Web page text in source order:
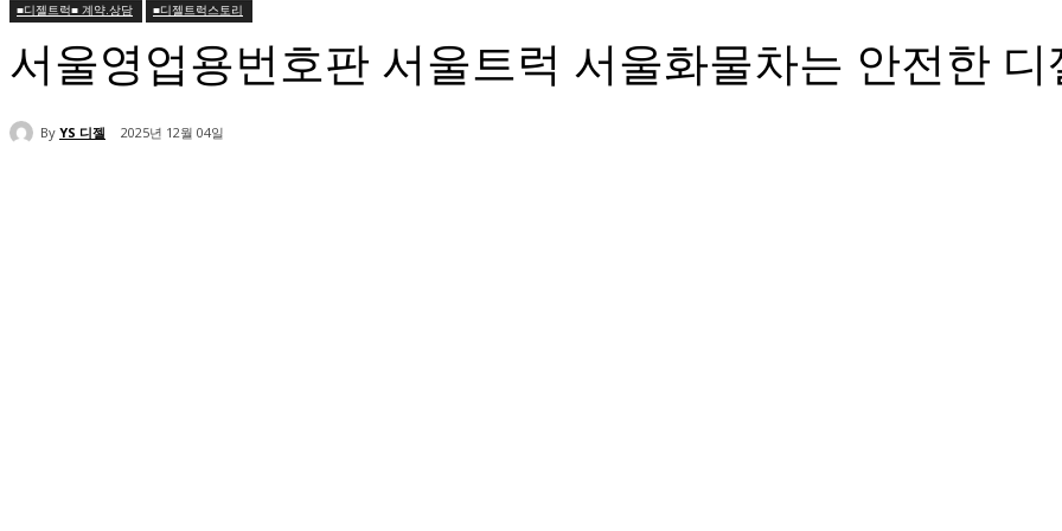
■디젤트럭■ 계약.상담 ■디젤트럭스토리
서울영업용번호판 서울트럭 서울화물차는 안전한 디
By YS 디젤 2025년 12월 04일